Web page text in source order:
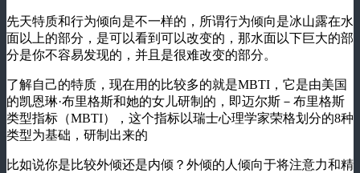
先天特质和行为倾向是不一样的，所谓行为倾向是冰山露在水
面以上的部分，是可以看到可以改变的，那水面以下巨大的部
分是你不容易发现的，并且是很难改变的部分。
了解自己的特质，现在用的比较多的就是MBTI，它是由美国
的凯恩琳·布里格斯和她的女儿研制的，即迈尔斯－布里格斯
类型指标（MBTI），这个指标以瑞士心理学家荣格划分的8种
类型为基础，研制出来的
比如说你是比较外倾还是内倾？外倾的人倾向于将注意力和精